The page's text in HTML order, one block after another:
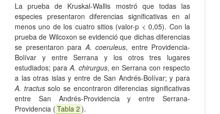
La prueba de Kruskal-Wallis mostró que todas las
especies presentaron diferencias significativas en al
menos uno de los cuatro sitios (valor-p < 0,05). Con la
prueba de Wilcoxon se evidenció que dichas diferencias
se presentaron para A. coeruleus, entre Providencia-
Bolívar y entre Serrana y los otros tres lugares
estudiados; para A. chirurgus, en Serrana con respecto
a las otras islas y entre de San Andrés-Bolívar; y para
A. tractussolo se encontraron diferencias significativas
entre San Andrés-Providencia y entre Serrana-
Providencia ( Tabla 2 ).